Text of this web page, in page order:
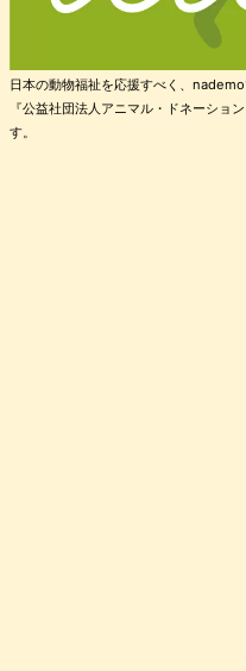
日本の動物福祉を応援すべく、
『公益社団法人アニマル・ドネーショ
す。